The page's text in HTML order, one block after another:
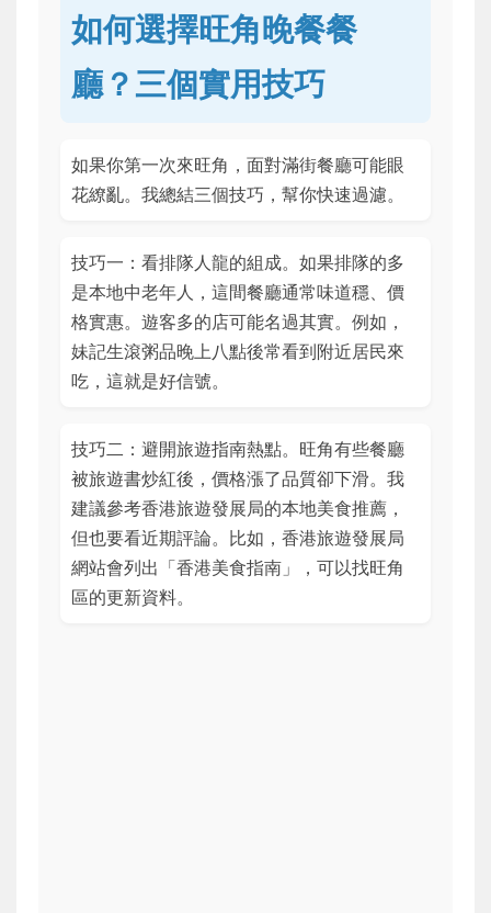
如何選擇旺角晚餐餐
廳？三個實用技巧
如果你第一次來旺角，面對滿街餐廳可能眼
花繚亂。我總結三個技巧，幫你快速過濾。
技巧一：看排隊人龍的組成。如果排隊的多
是本地中老年人，這間餐廳通常味道穩、價
格實惠。遊客多的店可能名過其實。例如，
妹記生滾粥品晚上八點後常看到附近居民來
吃，這就是好信號。
技巧二：避開旅遊指南熱點。旺角有些餐廳
被旅遊書炒紅後，價格漲了品質卻下滑。我
建議參考香港旅遊發展局的本地美食推薦，
但也要看近期評論。比如，香港旅遊發展局
網站會列出「香港美食指南」，可以找旺角
區的更新資料。